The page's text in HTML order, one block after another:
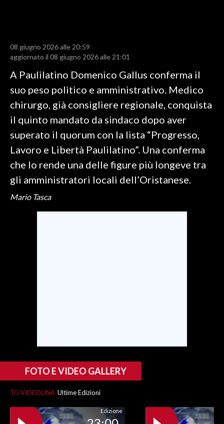
CALCIO
CALCIO REGIONALE
BASKET
VOLLEY
MOTORI
TENNIS
ALTRI SPORT
SPETTACOLI
INSULARITÀ
ABBONATI
08 giugno 2026 alle 20:59
aggiornato il 08 giugno 2026 alle 21:01
A Paulilatino Domenico Gallus conferma il
suo peso politico e amministrativo. Medico
chirurgo, già consigliere regionale, conquista
il quinto mandato da sindaco dopo aver
superato il quorum con la lista “Progresso,
Lavoro e Libertà Paulilatino”. Una conferma
che lo rende una delle figure più longeve tra
gli amministratori locali dell’Oristanese.
Mario Tasca
FOTO E VIDEO GALLERY
TG VIDEOLINA Ultime Edizioni
Edizione